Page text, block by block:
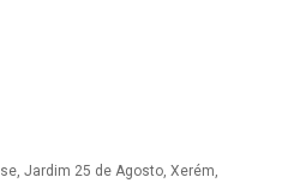
Jardim 25 de Agosto, Xerém,